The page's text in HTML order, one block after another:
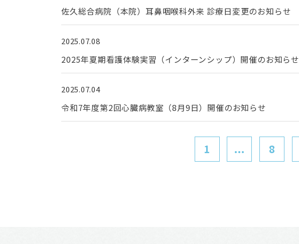
佐久総合病院（本院）耳鼻咽喉科外来 診療日変更のお知らせ
2025.07.08
2025年夏期看護体験実習（インターンシップ）開催のお知らせ
2025.07.04
令和7年度第2回心臓病教室（8月9日）開催のお知らせ
1 ... 8